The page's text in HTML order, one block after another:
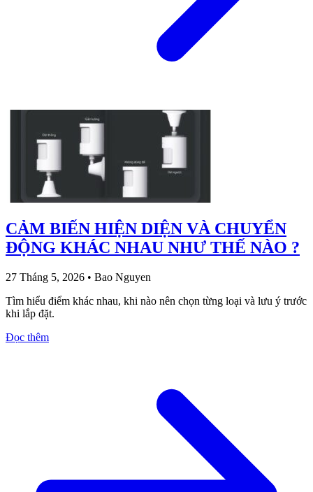
CẢM BIẾN HIỆN DIỆN VÀ CHUYỂN
ĐỘNG KHÁC NHAU NHƯ THẾ NÀO ?
27 Tháng 5, 2026 • Bao Nguyen
Tìm hiểu điểm khác nhau, khi nào nên chọn từng loại và lưu ý trước
khi lắp đặt.
Đọc thêm